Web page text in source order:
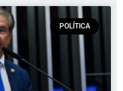
POLÍTICA